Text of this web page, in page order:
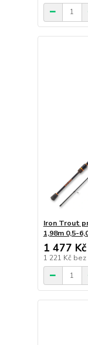
Iron Trout
1,98m 0,5-
1 477 Kč
1 221 Kč bez